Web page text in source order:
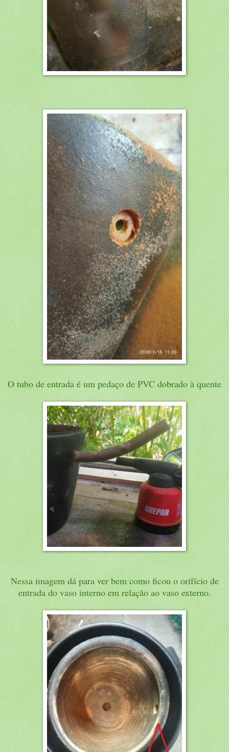
O tubo de entrada é um pedaço de PVC dobrado à quente
Nessa imagem dá para ver bem como ficou o orifício de
entrada do vaso interno em relação ao vaso externo.